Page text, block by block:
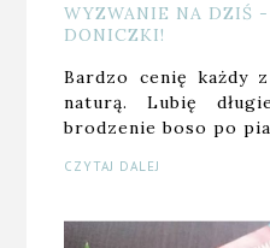
WYZWANIE NA DZIŚ
DONICZKI!
Bardzo cenię każdy
naturą. Lubię
brodzenie boso po
CZYTAJ DALEJ